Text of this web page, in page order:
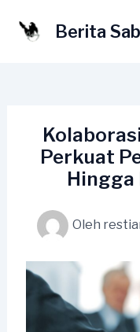
Berita
Perkuat
Oleh